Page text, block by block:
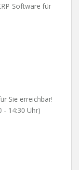
Software für
Sie erreichbar!
- 14:30 Uhr)